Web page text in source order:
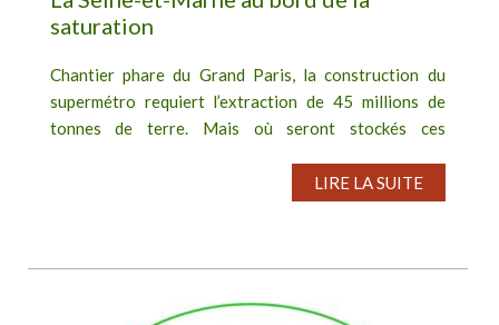
saturation
Chantier phare du Grand Paris, la construction du
supermétro requiert l’extraction de 45 millions de
tonnes de terre. Mais où seront stockés ces
LIRE LA SUITE